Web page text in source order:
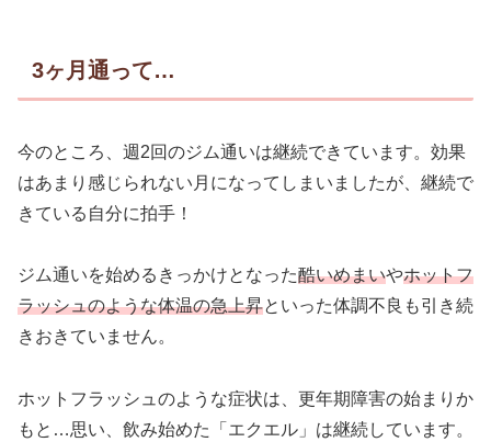
3ヶ月通って…
今のところ、週2回のジム通いは継続できています。効果
はあまり感じられない月になってしまいましたが、継続で
きている自分に拍手！
ジム通いを始めるきっかけとなった酷いめまいやホットフ
ラッシュのような体温の急上昇といった体調不良も引き続
きおきていません。
ホットフラッシュのような症状は、更年期障害の始まりか
もと…思い、飲み始めた「エクエル」は継続しています。